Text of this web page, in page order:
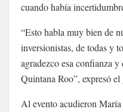
cuando había
“Esto habla muy bien de
inversionistas, de todas y
agradezco esa confianza
Quintana Roo”, expresó el
Al evento acudieron